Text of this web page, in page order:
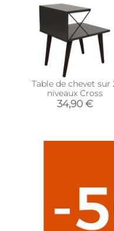
Table de chevet sur
niveaux Cross
34,90 €